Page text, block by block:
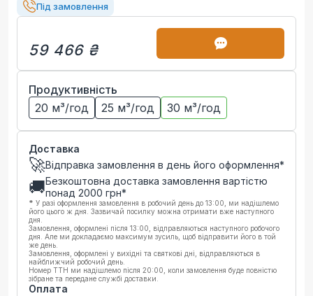
Під замовлення
59 466 ₴
Продуктивність
20 м³/год
25 м³/год 30 м³/год
Доставка
🚀Відправка замовлення в день його оформлення*
🚚Безкоштовна доставка замовлення вартістю
понад 2000 грн*
* У разі оформлення замовлення в робочий день до 13:00, ми надішлемо
його цього ж дня. Зазвичай посилку можна отримати вже наступного
дня.
Замовлення, оформлені після 13:00, відправляються наступного робочого
дня. Але ми докладаємо максимум зусиль, щоб відправити його в той
же день.
Замовлення, оформлені у вихідні та святкові дні, відправляються в
найближчий робочий день.
Номер ТТН ми надішлемо після 20:00, коли замовлення буде повністю
зібране та передане службі доставки.
Оплата